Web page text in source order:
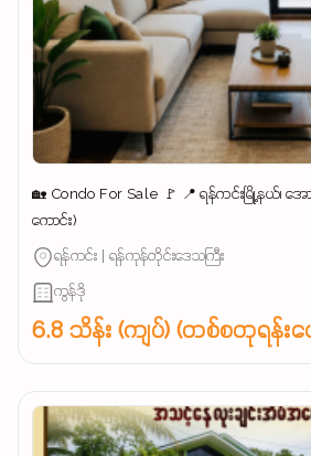
🏡 Condo For Sale 🚩 📍 ရန်ကင်းမြို့နယ်၊ အေ
ကောင်း)
ရန်ကင်း | ရန်ကုန်တိုင်းဒေသကြီး
ကွန်ဒို
6.8 သိန်း (ကျပ်) (တစ်စတုရန်းပ